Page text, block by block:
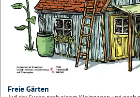
Freie Gärten